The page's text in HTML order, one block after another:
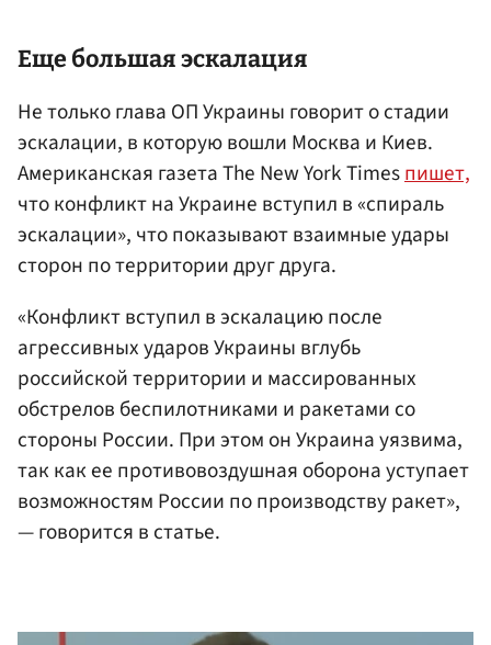
Еще большая эскалация
Не только глава ОП Украины говорит о стадии
эскалации, в которую вошли Москва и Киев.
Американская газета The New York Timesпишет,
что конфликт на Украине вступил в «спираль
эскалации», что показывают взаимные удары
сторон по территории друг друга.
«Конфликт вступил в эскалацию после
агрессивных ударов Украины вглубь
российской территории и массированных
обстрелов беспилотниками и ракетами со
стороны России. При этом он Украина уязвима,
так как ее противовоздушная оборона уступает
возможностям России по производству ракет»,
— говорится в статье.